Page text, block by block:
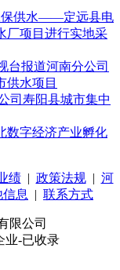
保供水——定远县电
厂项目进行实地采
台报道河南分公司
供水项目
司寿阳县城市集中
数字经济产业孵化
绩| 政策法规| 河
息 | 联系方式
限公司
-已收录